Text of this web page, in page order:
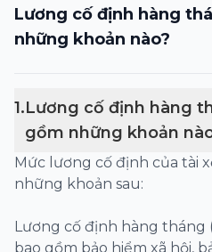
Lương cố định hàng
những khoản nào?
1.Lương cố định hàng
gồm những khoản
Mức lương cố định của tài
những khoản sau:
Lương cố định hàng tháng
bao gồm bảo hiểm xã hội,